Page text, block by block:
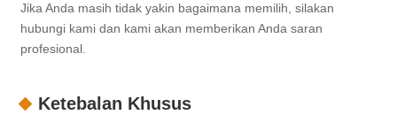
Jika Anda masih tidak yakin bagaimana memilih, silakan
hubungi kami dan kami akan memberikan Anda saran
profesional.
Ketebalan Khusus